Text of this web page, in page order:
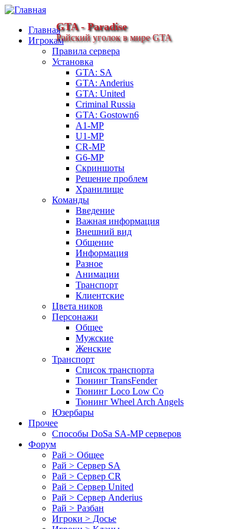
GTA - Paradise
Райский уголок в мире GTA
Главная
Игрокам
Правила сервера
Установка
GTA: SA
GTA: Anderius
GTA: United
Criminal Russia
GTA: Gostown6
A1-MP
U1-MP
CR-MP
G6-MP
Скриншоты
Решение проблем
Хранилище
Команды
Введение
Важная информация
Внешний вид
Общение
Информация
Разное
Анимации
Транспорт
Клиентские
Цвета ников
Персонажи
Общее
Мужские
Женские
Транспорт
Список транспорта
Тюнинг TransFender
Тюнинг Loco Low Co
Тюнинг Wheel Arch Angels
Юзербары
Прочее
Cпособы DoSа SA-MP серверов
Форум
Рай > Общее
Рай > Сервер SA
Рай > Сервер CR
Рай > Сервер United
Рай > Сервер Anderius
Рай > Разбан
Игроки > Досье